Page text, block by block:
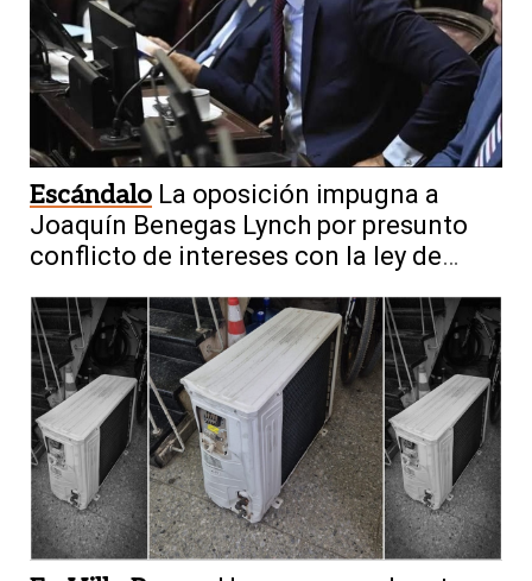
Escándalo La oposición impugna a
Joaquín Benegas Lynch por presunto
conflicto de intereses con la ley de